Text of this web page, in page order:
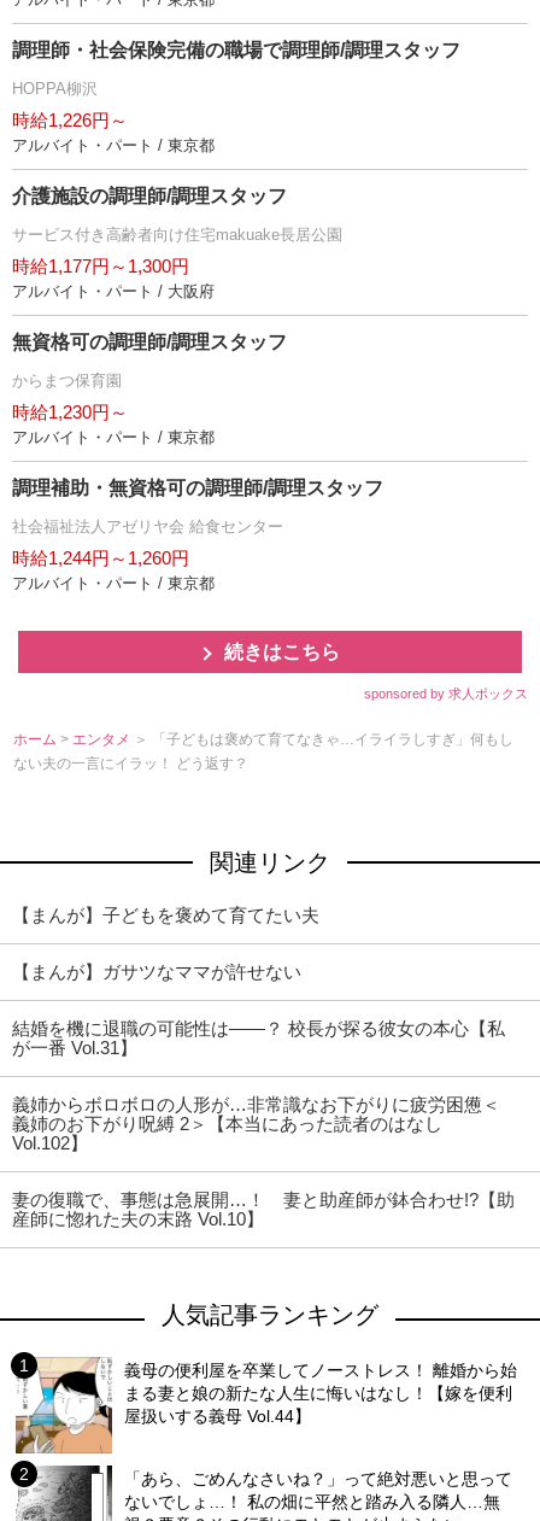
調理師・社会保険完備の職場で調理師/調理スタッフ
HOPPA柳沢
時給1,226円～
アルバイト・パート / 東京都
介護施設の調理師/調理スタッフ
サービス付き高齢者向け住宅makuake長居公園
時給1,177円～1,300円
アルバイト・パート / 大阪府
無資格可の調理師/調理スタッフ
からまつ保育園
時給1,230円～
アルバイト・パート / 東京都
調理補助・無資格可の調理師/調理スタッフ
社会福祉法人アゼリヤ会 給食センター
時給1,244円～1,260円
アルバイト・パート / 東京都
続きはこちら
sponsored by 求人ボックス
ホーム > エンタメ ＞ 「子どもは褒めて育てなきゃ…イライラしすぎ」何もし
ない夫の一言にイラッ！ どう返す？
関連リンク
【まんが】子どもを褒めて育てたい夫
【まんが】ガサツなママが許せない
結婚を機に退職の可能性は――？ 校長が探る彼女の本心【私
が一番 Vol.31】
義姉からボロボロの人形が…非常識なお下がりに疲労困憊＜
義姉のお下がり呪縛 2＞【本当にあった読者のはなし
Vol.102】
妻の復職で、事態は急展開…！ 妻と助産師が鉢合わせ!?【助
産師に惚れた夫の末路 Vol.10】
人気記事ランキング
義母の便利屋を卒業してノーストレス！ 離婚から始
まる妻と娘の新たな人生に悔いはなし！【嫁を便利
屋扱いする義母 Vol.44】
「あら、ごめんなさいね？」って絶対悪いと思って
ないでしょ…！ 私の畑に平然と踏み入る隣人…無